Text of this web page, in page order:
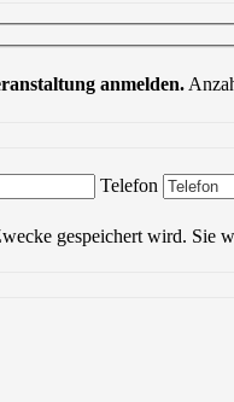
anmelden.
Bitte lasse dieses
Telefon
gespeichert wird. Sie